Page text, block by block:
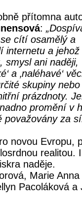
přítomna
:
cítí osamělý a
internetu a jehož
smysl ani naději,
a ‚naléhavé‘
skupiny nebo
prázdnoty.
promění v
považovány za
novou Evropu,
realitou.
naděje.
Marie Anna
Pacoláková a